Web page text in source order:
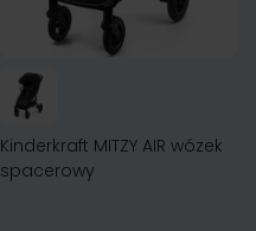
Kinderkraft MITZY AIR wózek
spacerowy